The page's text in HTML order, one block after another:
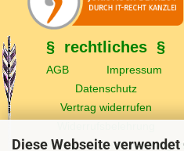
Diese Webseite
§ rechtliches §
AGB Impressum
Datenschutz
Vertrag widerrufen
Echtheit v. Kundenbewertungen